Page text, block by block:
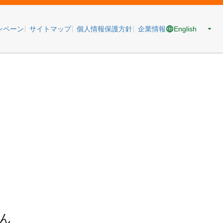
ペーン サイトマップ 個人情報保護方針 企業情報 English